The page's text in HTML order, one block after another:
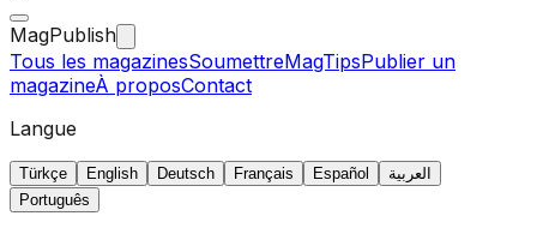
MagPublish
Tous les magazinesSoumettreMagTipsPublier un
magazineÀ proposContact
Langue
Türkçe English Deutsch Français Español
العربية
Português